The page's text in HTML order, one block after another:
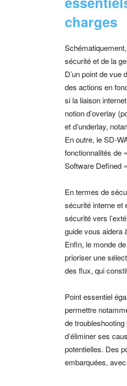
charges
sécurité et de la
D’un point de vue
des actions en
si la liaison
notion d’overlay
et d’underlay,
En outre, le SD-
fonctionnalités de
Software Defined
En termes de
sécurité interne et
sécurité vers
guide vous aidera
Enfin, le monde
prioriser une
des flux, qui
Point essentiel
permettre
de
d’éliminer ses
potentielles. Des
embarquées,